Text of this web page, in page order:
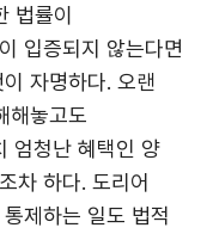
법률이
입증되지 않는다면
자명하다. 오랜
해놓고도
엄청난 혜택인 양
차 하다. 도리어
제하는 일도 법적